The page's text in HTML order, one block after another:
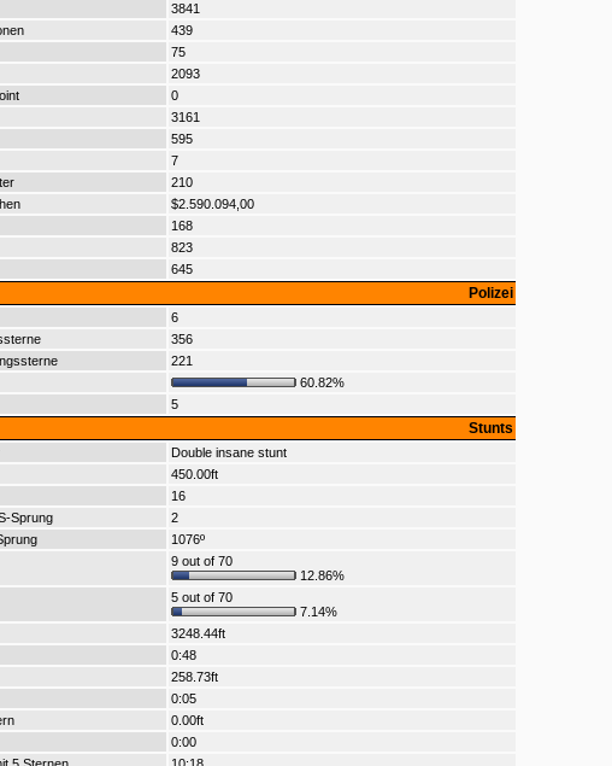
3841
439
75
2093
0
3161
595
7
210
$2.590.094,00
168
823
645
Polizei
6
356
221
60.82%
5
Stunts
Double insane stunt
450.00ft
16
Sprung
2
1076º
9 out of 70
12.86%
5 out of 70
7.14%
3248.44ft
0:48
258.73ft
0:05
0.00ft
0:00